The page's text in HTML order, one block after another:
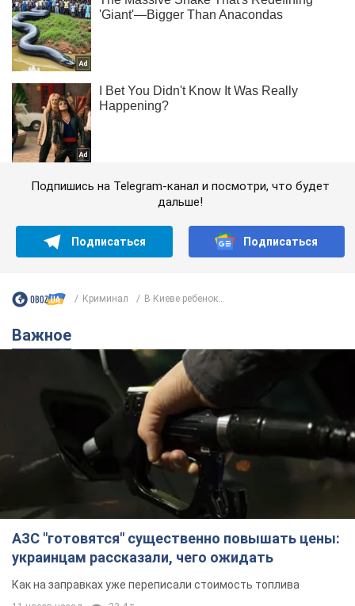
Подпишись на Telegram-канал и посмотри, что будет
дальше!
Подписаться Подписаться
Криминал В Киеве ребенок...
Важное
АЗС "готовятся" существенно повышать цены:
украинцам рассказали, чего ожидать
Как на заправках уже переписали стоимость топлива